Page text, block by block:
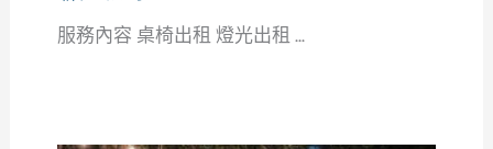
服務內容 桌椅出租 燈光出租 ...